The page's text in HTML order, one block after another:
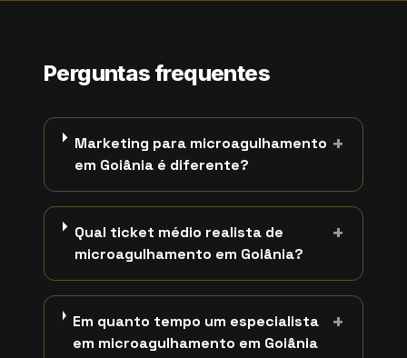
Perguntas frequentes
Marketing para microagulhamento
em Goiânia é diferente?
+
Qual ticket médio realista de
microagulhamento em Goiânia?
+
Em quanto tempo um especialista
em microagulhamento em Goiânia
+